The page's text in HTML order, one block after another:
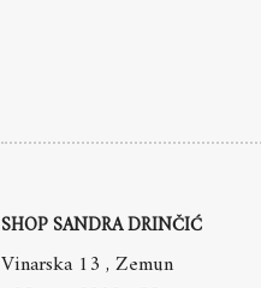
SHOP SANDRA DRINČIĆ
Vinarska 13 , Zemun